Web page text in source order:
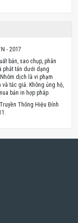
- 2017
bản, sao chụp, phân
phát tán dưới dạng
dịch là vi phạm
tác giả. Không ủng hộ,
bản in hợp pháp.
Thống Hiệu Đính